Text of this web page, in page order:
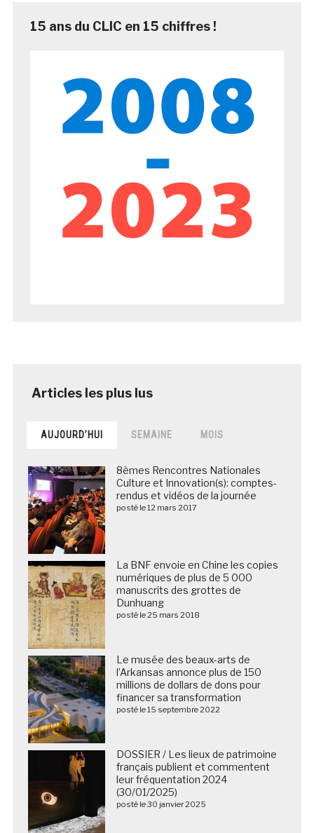
15 ans du CLIC en 15 chiffres !
AUJOURD’HUI SEMAINE MOIS
8èmes Rencontres Nationales
Culture et Innovation(s): comptes-
rendus et vidéos de la journée
posté le 12 mars 2017
La BNF envoie en Chine les copies
numériques de plus de 5 000
manuscrits des grottes de
Dunhuang
posté le 25 mars 2018
Le musée des beaux-arts de
l’Arkansas annonce plus de 150
millions de dollars de dons pour
financer sa transformation
posté le 15 septembre 2022
DOSSIER / Les lieux de patrimoine
français publient et commentent
leur fréquentation 2024
(30/01/2025)
posté le 30 janvier 2025